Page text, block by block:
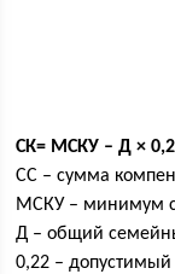
СК= МСКУ – Д ×
СС – сумма
МСКУ – минимум
Д – общий
0,22 –